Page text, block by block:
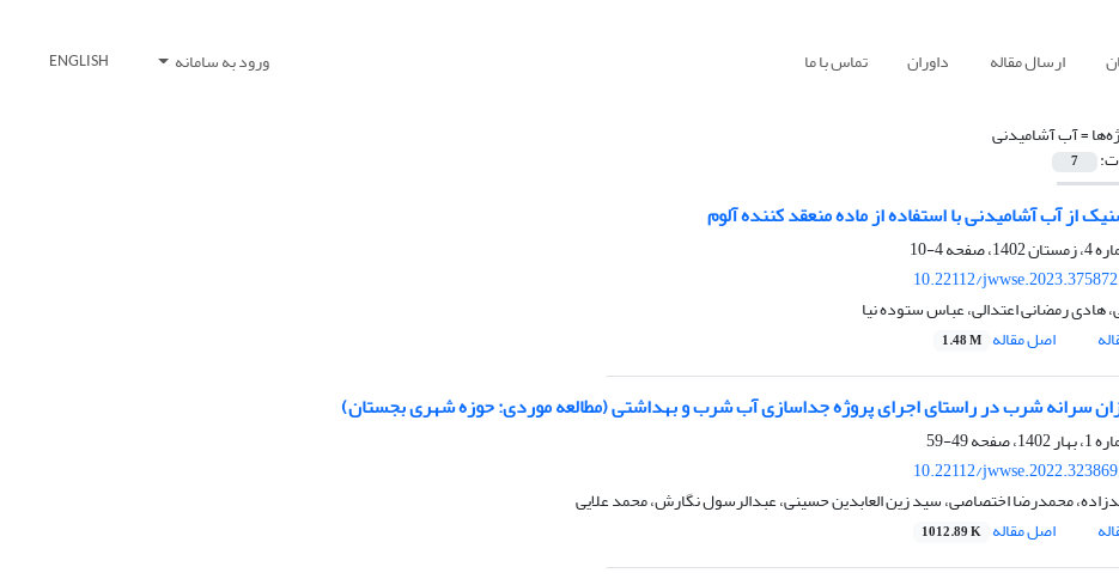
ارسال مقاله داوران تماس با ما ورود به سامانه ENGLISH
=آب آشامیدنی
7
از آب آشامیدنی با استفاده از ماده منعقد کننده آلوم
4-10
10.22112/
هادی رمضانی اعتدالی، عباس ستوده نیا
اصل مقاله 1.48 M
سرانه شرب در راستای اجرای پروژه جداسازی آب شرب و بهداشتی (مطالعه موردی: حوزه‌ شهری بجستان)
49-59
10.22112/
محمدرضا اختصاصی، سید زین العابدین حسینی، عبدالرسول نگارش، محمد علایی
اصل مقاله 1012.89 K